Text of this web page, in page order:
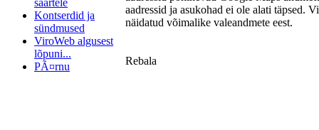
saartele
Kontserdid ja
sündmused
ViroWeb algusest
lõpuni...
PÃ¤rnu
aadressid ja asukohad ei ole alati täpsed.
näidatud võimalike valeandmete eest.
Rebala